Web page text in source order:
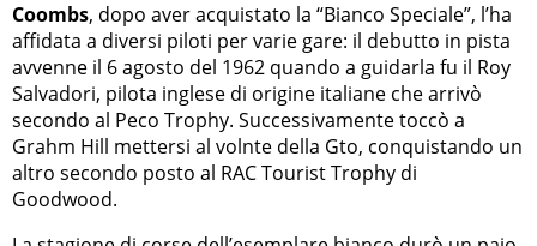
Coombs, dopo aver acquistato la “Bianco Speciale”, l’ha
affidata a diversi piloti per varie gare: il debutto in pista
avvenne il 6 agosto del 1962 quando a guidarla fu il Roy
Salvadori, pilota inglese di origine italiane che arrivò
secondo al Peco Trophy. Successivamente toccò a
Grahm Hill mettersi al volnte della Gto, conquistando un
altro secondo posto al RAC Tourist Trophy di
Goodwood.